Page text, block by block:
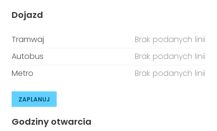
Dojazd
Tramwaj
Brak podanych linii
Autobus
Brak podanych linii
Metro
Brak podanych linii
ZAPLANUJ
Godziny otwarcia